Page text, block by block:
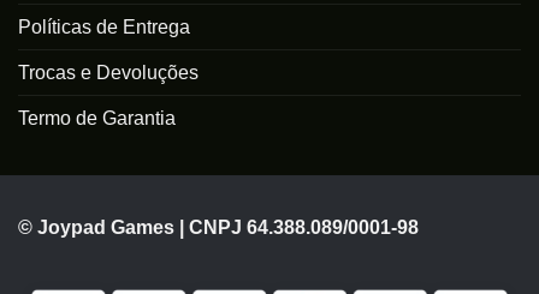
Políticas de Entrega
Trocas e Devoluções
Termo de Garantia
© Joypad Games | CNPJ 64.388.089/0001-98